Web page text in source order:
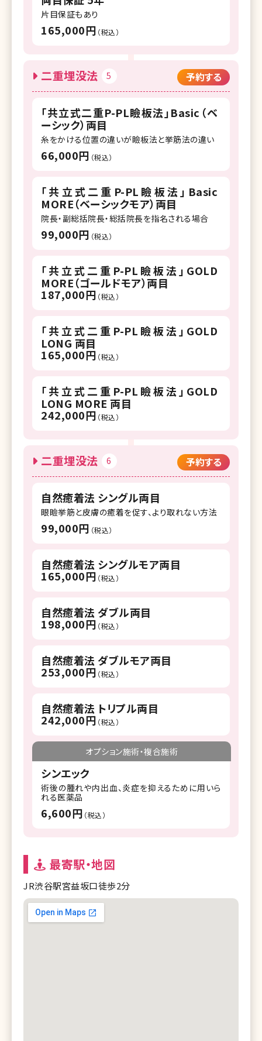
片目保証もあり
165,000円 （税込）
二重埋没法 5 予約する
「共立式二重P-PL瞼板法」Basic（ベ
ーシック）両目
糸をかける位置の違いが瞼板法と挙筋法の違い
66,000円 （税込）
「共立式二重P-PL瞼板法」Basic
MORE（ベーシックモア）両目
院長・副総括院長・総括院長を指名される場合
99,000円 （税込）
「共立式二重P-PL瞼板法」GOLD
MORE（ゴールドモア）両目
187,000円 （税込）
「共立式二重P-PL瞼板法」GOLD
LONG 両目
165,000円 （税込）
「共立式二重P-PL瞼板法」GOLD
LONG MORE 両目
242,000円 （税込）
二重埋没法 6 予約する
自然癒着法 シングル両目
眼瞼挙筋と皮膚の癒着を促す、より取れない方法
99,000円 （税込）
自然癒着法 シングルモア両目
165,000円 （税込）
自然癒着法 ダブル両目
198,000円 （税込）
自然癒着法 ダブルモア両目
253,000円 （税込）
自然癒着法 トリプル両目
242,000円 （税込）
オプション施術・複合施術
シンエック
術後の腫れや内出血、炎症を抑えるために用いら
れる医薬品
6,600円 （税込）
最寄駅・地図
JR渋谷駅宮益坂口徒歩2分